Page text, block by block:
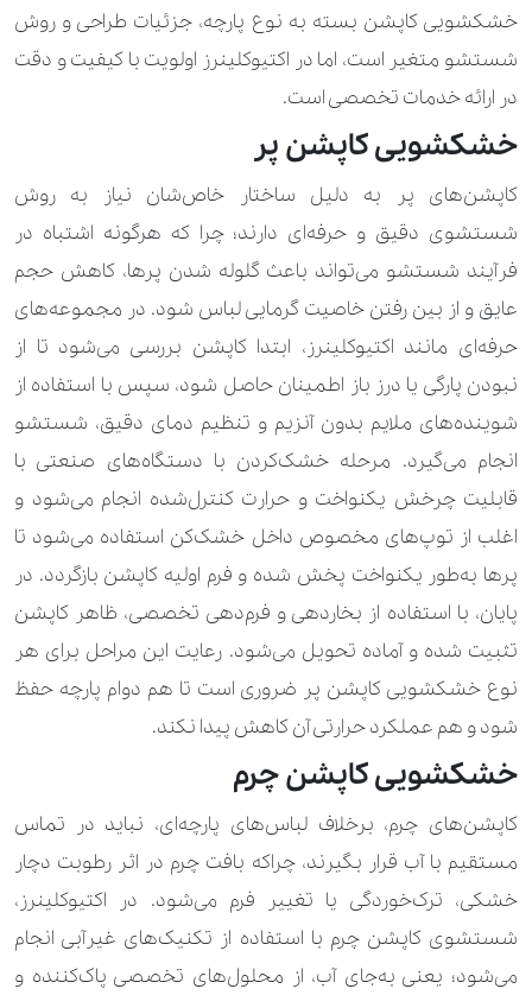
پالتو 310.000 تومان 630.000 تومان
پالتو کار شده 490.000 تومان 840.000 تومان
پرچم بزرگ
پرچم کوچک
پلیور 210.000 تومان 280.000 تومان
پیراهن 120.000 تومان
تاپ 140.000 تومان 210.000 تومان
تور عروس کار شده 560.000 تومان
جلیقه 60.000 تومان 100.000 تومان
چادر 210.000 تومان 350.000 تومان
چمدان بزرگ
چمدان کوچک و کابینی
چمدان متوسط 840.000 تومان
حوله استخری 210.000 تومان
حوله تن‌پوش 350.000 تومان
خشکشویی کاپشن بسته به نوع پارچه، جزئیات طراحی و روش
شستشو متغیر است، اما در اکتیوکلینرز اولویت با کیفیت و دقت
در ارائه خدمات تخصصی است.
خشکشویی کاپشن پر
کاپشن‌های پر به دلیل ساختار خاص‌شان نیاز به روش
شستشوی دقیق و حرفه‌ای دارند؛ چرا که هرگونه اشتباه در
فرآیند شستشو می‌تواند باعث گلوله شدن پرها، کاهش حجم
عایق و از بین رفتن خاصیت گرمایی لباس شود. در مجموعه‌های
حرفه‌ای مانند اکتیوکلینرز، ابتدا کاپشن بررسی می‌شود تا از
نبودن پارگی یا درز باز اطمینان حاصل شود، سپس با استفاده از
شوینده‌های ملایم بدون آنزیم و تنظیم دمای دقیق، شستشو
انجام می‌گیرد. مرحله خشک‌کردن با دستگاه‌های صنعتی با
قابلیت چرخش یکنواخت و حرارت کنترل‌شده انجام می‌شود و
اغلب از توپ‌های مخصوص داخل خشک‌کن استفاده می‌شود تا
پرها به‌طور یکنواخت پخش شده و فرم اولیه کاپشن بازگردد. در
پایان، با استفاده از بخاردهی و فرم‌دهی تخصصی، ظاهر کاپشن
تثبیت شده و آماده تحویل می‌شود. رعایت این مراحل برای هر
نوع خشکشویی کاپشن پر ضروری است تا هم دوام پارچه حفظ
شود و هم عملکرد حرارتی آن کاهش پیدا نکند.
خشکشویی کاپشن چرم
کاپشن‌های چرم، برخلاف لباس‌های پارچه‌ای، نباید در تماس
مستقیم با آب قرار بگیرند، چراکه بافت چرم در اثر رطوبت دچار
خشکی، ترک‌خوردگی یا تغییر فرم می‌شود. در اکتیوکلینرز،
شستشوی کاپشن چرم با استفاده از تکنیک‌های غیرآبی انجام
می‌شود؛ یعنی به‌جای آب، از محلول‌های تخصصی پاک‌کننده و